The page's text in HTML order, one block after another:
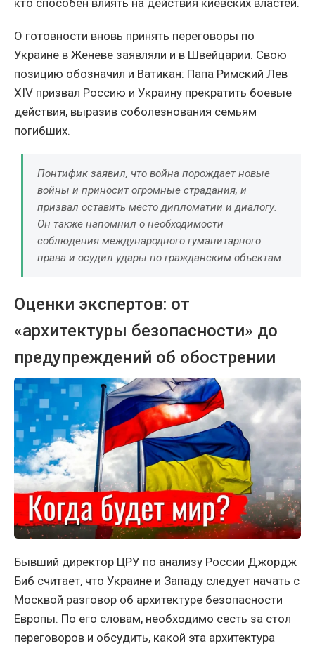
О готовности вновь принять переговоры по
Украине в Женеве заявляли и в Швейцарии. Свою
позицию обозначил и Ватикан: Папа Римский Лев
XIV призвал Россию и Украину прекратить боевые
действия, выразив соболезнования семьям
погибших.
Понтифик заявил, что война порождает новые
войны и приносит огромные страдания, и
призвал оставить место дипломатии и диалогу.
Он также напомнил о необходимости
соблюдения международного гуманитарного
права и осудил удары по гражданским объектам.
Оценки экспертов: от
«архитектуры безопасности» до
предупреждений об обострении
Бывший директор ЦРУ по анализу России Джордж
Биб считает, что Украине и Западу следует начать с
Москвой разговор об архитектуре безопасности
Европы. По его словам, необходимо сесть за стол
переговоров и обсудить, какой эта архитектура